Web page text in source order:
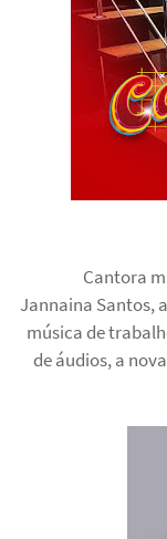
Cantora
Jannaina Santos,
música de
de áudios, a